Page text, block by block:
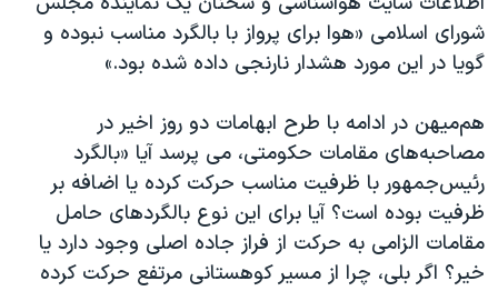
شورای اسلامی «هوا برای پرواز با بالگرد مناسب نبوده و
گویا در این مورد هشدار نارنجی داده شده بود.»
هم‌میهن در ادامه با طرح ابهامات دو روز اخیر در
مصاحبه‌های مقامات حکومتی، می پرسد آیا «بالگرد
رئیس‌جمهور با ظرفیت مناسب حرکت کرده یا اضافه بر
ظرفیت بوده است؟ آیا برای این نوع بالگردهای حامل
مقامات الزامی به حرکت از فراز جاده اصلی وجود دارد یا
خیر؟ اگر بلی، چرا از مسیر کوهستانی مرتفع حرکت کرده